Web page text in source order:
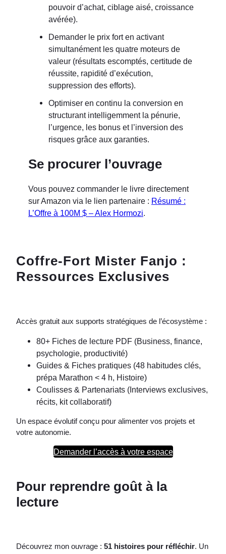
pouvoir d’achat, ciblage aisé, croissance
avérée).
Demander le prix fort en activant
simultanément les quatre moteurs de
valeur (résultats escomptés, certitude de
réussite, rapidité d’exécution,
suppression des efforts).
Optimiser en continu la conversion en
structurant intelligemment la pénurie,
l’urgence, les bonus et l’inversion des
risques grâce aux garanties.
Se procurer l’ouvrage
Vous pouvez commander le livre directement
sur Amazon via le lien partenaire : Résumé :
L’Offre à 100M $ – Alex Hormozi.
Coffre-Fort Mister Fanjo :
Ressources Exclusives
Accès gratuit aux supports stratégiques de l’écosystème :
80+ Fiches de lecture PDF (Business, finance,
psychologie, productivité)
Guides & Fiches pratiques (48 habitudes clés,
prépa Marathon < 4 h, Histoire)
Coulisses & Partenariats (Interviews exclusives,
récits, kit collaboratif)
Un espace évolutif conçu pour alimenter vos projets et
votre autonomie.
Demander l’accès à votre espace
Pour reprendre goût à la
lecture
Découvrez mon ouvrage : 51 histoires pour réfléchir. Un